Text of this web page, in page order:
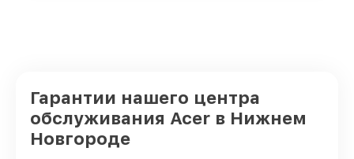
Гарантии нашего центра
обслуживания Acer в Нижнем
Новгороде